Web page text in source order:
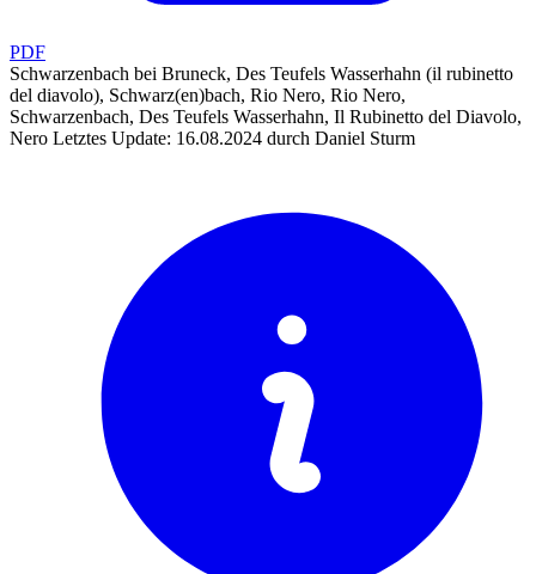
PDF
Schwarzenbach bei Bruneck, Des Teufels Wasserhahn (il rubinetto
del diavolo), Schwarz(en)bach, Rio Nero, Rio Nero,
Schwarzenbach, Des Teufels Wasserhahn, Il Rubinetto del Diavolo,
Nero Letztes Update: 16.08.2024 durch Daniel Sturm